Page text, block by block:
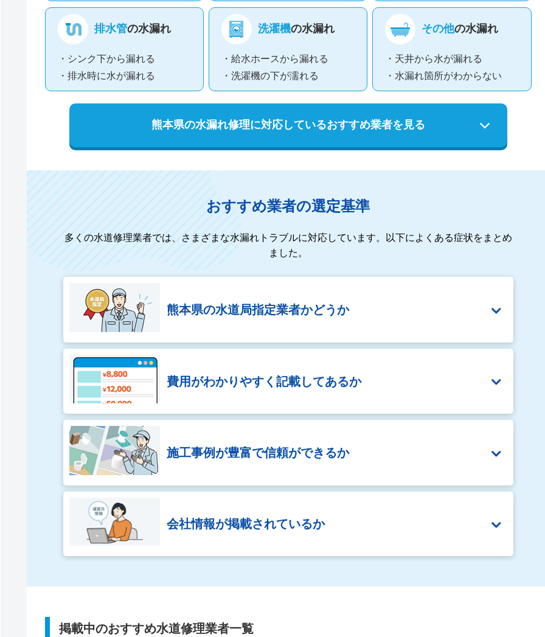
排水管の水漏れ
・シンク下から漏れる
・排水時に水が漏れる
洗濯機の水漏れ
・給水ホースから漏れる
・洗濯機の下が濡れる
その他の水漏れ
・天井から水が漏れる
・水漏れ箇所がわからない
熊本県の水漏れ修理に対応しているおすすめ業者を見る
おすすめ業者の選定基準
多くの水道修理業者では、さまざまな水漏れトラブルに対応しています。以下によくある症状をまとめ
ました。
熊本県の水道局指定業者かどうか
費用がわかりやすく 記載してあるか
施工事例が豊富で信頼ができるか
会社情報が掲載されているか
掲載中のおすすめ水道修理業者一覧